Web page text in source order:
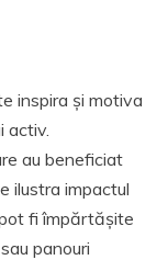
inspira și motiva
activ.
au beneficiat
ilustra impactul
fi împărtășite
panouri